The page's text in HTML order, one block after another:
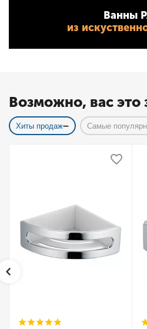
Ванны
из
Возможно, вас это
Хиты продаж Самые